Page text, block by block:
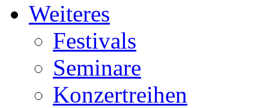
Weiteres
Festivals
Seminare
Konzertreihen